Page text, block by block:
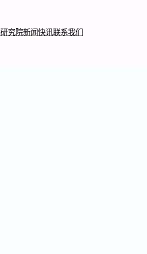
研究院新闻快讯联系我们